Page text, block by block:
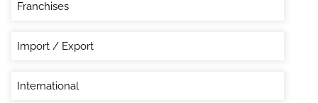
Franchises
Import / Export
International